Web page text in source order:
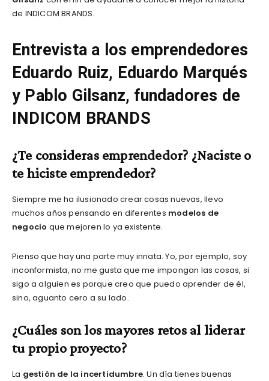
de INDICOM BRANDS.
Entrevista a los emprendedores
Eduardo Ruiz, Eduardo Marqués
y Pablo Gilsanz, fundadores de
INDICOM BRANDS
¿Te consideras emprendedor? ¿Naciste o
te hiciste emprendedor?
Siempre me ha ilusionado crear cosas nuevas, llevo
muchos años pensando en diferentes modelos de
negocio que mejoren lo ya existente.
Pienso que hay una parte muy innata. Yo, por ejemplo, soy
inconformista, no me gusta que me impongan las cosas, si
sigo a alguien es porque creo que puedo aprender de él,
sino, aguanto cero a su lado.
¿Cuáles son los mayores retos al liderar
tu propio proyecto?
La gestión de la incertidumbre. Un día tienes buenas